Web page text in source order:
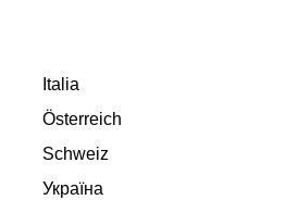
Italia
Österreich
Schweiz
Україна